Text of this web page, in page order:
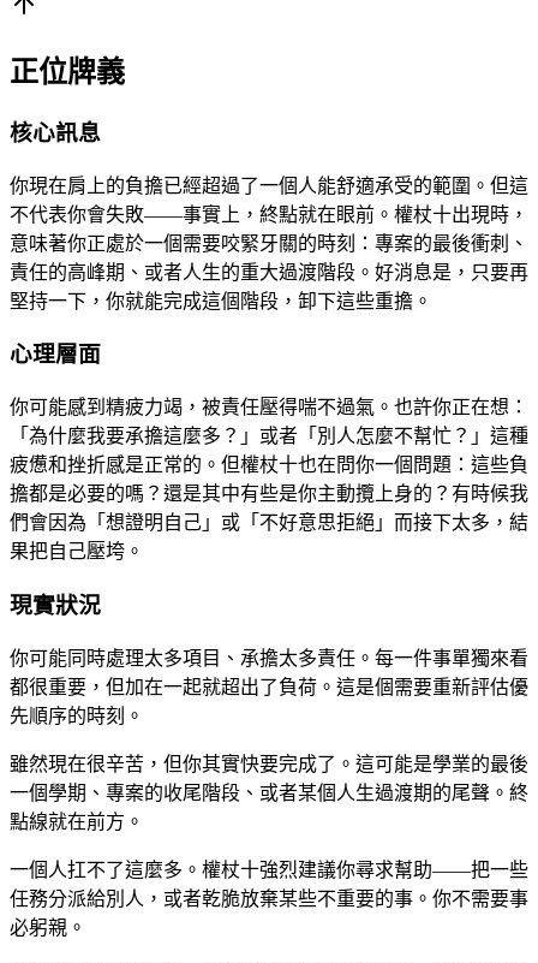
正位牌義
核心訊息
你現在肩上的負擔已經超過了一個人能舒適承受的範圍。但這
不代表你會失敗——事實上，終點就在眼前。權杖十出現時，
意味著你正處於一個需要咬緊牙關的時刻：專案的最後衝刺、
責任的高峰期、或者人生的重大過渡階段。好消息是，只要再
堅持一下，你就能完成這個階段，卸下這些重擔。
心理層面
你可能感到精疲力竭，被責任壓得喘不過氣。也許你正在想：
「為什麼我要承擔這麼多？」或者「別人怎麼不幫忙？」這種
疲憊和挫折感是正常的。但權杖十也在問你一個問題：這些負
擔都是必要的嗎？還是其中有些是你主動攬上身的？有時候我
們會因為「想證明自己」或「不好意思拒絕」而接下太多，結
果把自己壓垮。
現實狀況
你可能同時處理太多項目、承擔太多責任。每一件事單獨來看
都很重要，但加在一起就超出了負荷。這是個需要重新評估優
先順序的時刻。
雖然現在很辛苦，但你其實快要完成了。這可能是學業的最後
一個學期、專案的收尾階段、或者某個人生過渡期的尾聲。終
點線就在前方。
一個人扛不了這麼多。權杖十強烈建議你尋求幫助——把一些
任務分派給別人，或者乾脆放棄某些不重要的事。你不需要事
必躬親。